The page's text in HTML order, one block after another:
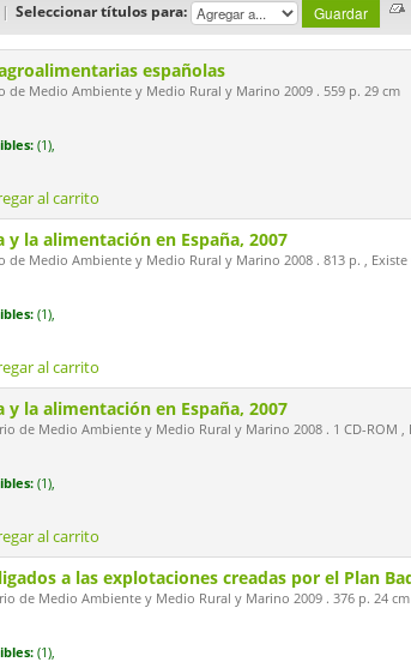
| Seleccionar títulos para:
españolas
Medio Ambiente y Medio Rural y Marino 2009 . 559 p. 29 cm
(1),
al carrito
y la alimentación en España, 2007
Medio Ambiente y Medio Rural y Marino 2008 . 813 p. ,
(1),
al carrito
y la alimentación en España, 2007
de Medio Ambiente y Medio Rural y Marino 2008 . 1 CD-ROM
(1),
al carrito
a las explotaciones creadas por el Plan
de Medio Ambiente y Medio Rural y Marino 2009 . 376 p. 24 cm
(1),